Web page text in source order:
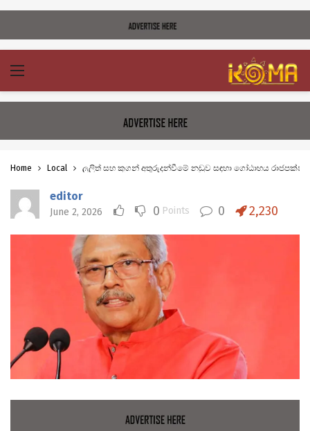
Home Local ලලිත් සහ කූගන් අතුරුදන්වීමේ නඩුව සඳහා ගෝඨාභය රාජපක්ෂට
editor
June 2, 2026 0 Points 0 2,230